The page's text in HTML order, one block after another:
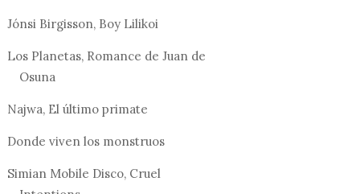
Jónsi Birgisson, Boy Lilikoi
Los Planetas, Romance de Juan de
Osuna
Najwa, El último primate
Donde viven los monstruos
Simian Mobile Disco, Cruel